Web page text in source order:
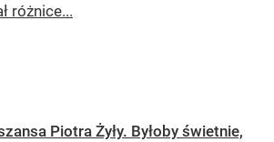
różnice...
Piotra Żyły. Byłoby świetnie,